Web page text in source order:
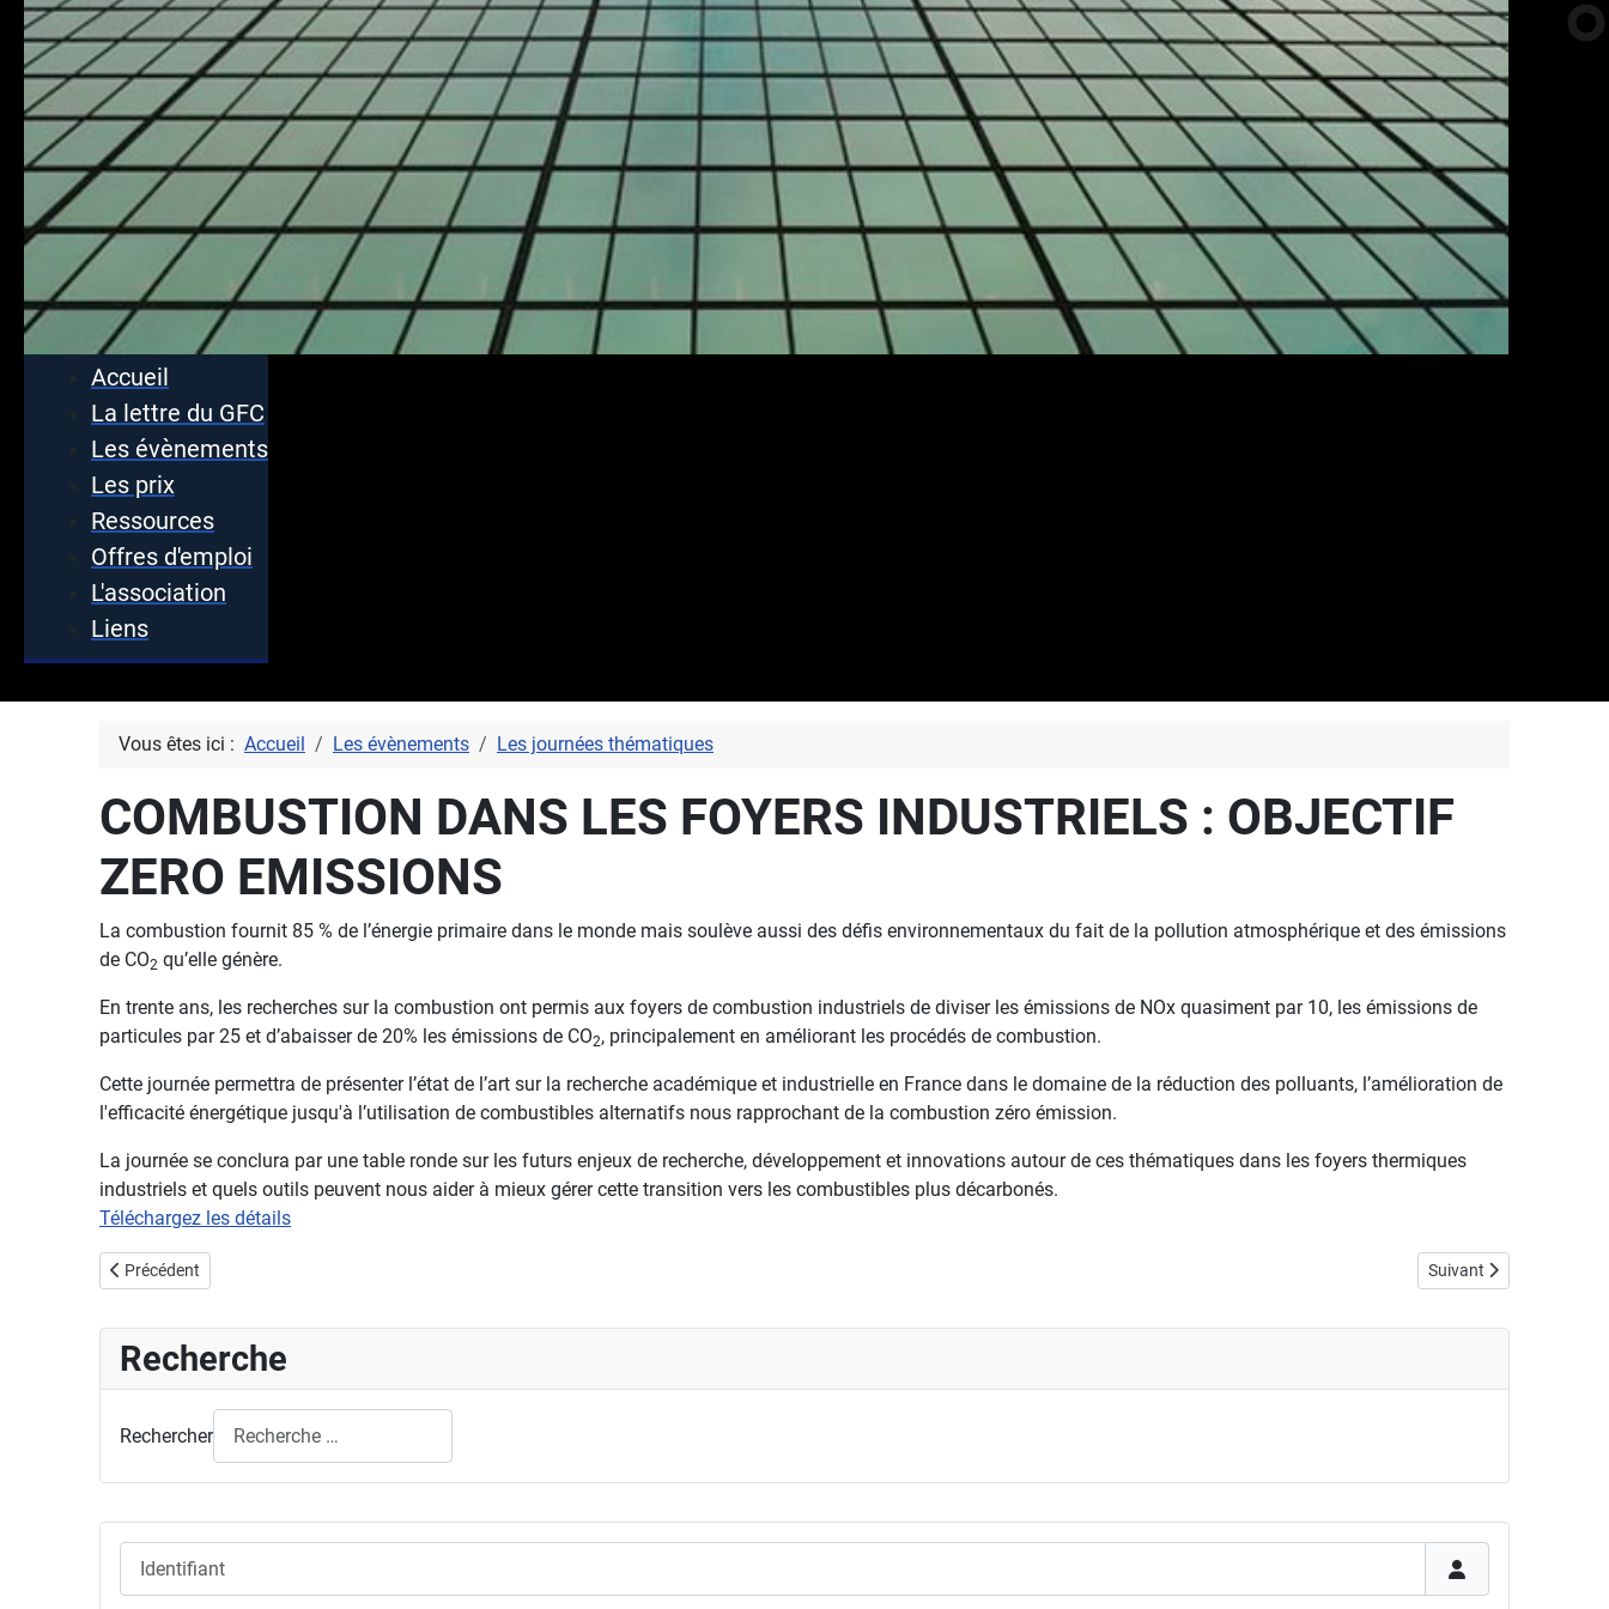
Accueil
La lettre du GFC
Les évènements
Les prix
Ressources
Offres d'emploi
L'association
Liens
Vous êtes ici : Accueil Les évènements Les journées thématiques
COMBUSTION DANS LES FOYERS INDUSTRIELS : OBJECTIF
ZERO EMISSIONS
La combustion fournit 85 % de l’énergie primaire dans le monde mais soulève aussi des défis environnementaux du fait de la pollution atmosphérique et des émissions
de CO2 qu’elle génère.
En trente ans, les recherches sur la combustion ont permis aux foyers de combustion industriels de diviser les émissions de NOx quasiment par 10, les émissions de
particules par 25 et d’abaisser de 20% les émissions de CO2, principalement en améliorant les procédés de combustion.
Cette journée permettra de présenter l’état de l’art sur la recherche académique et industrielle en France dans le domaine de la réduction des polluants, l’amélioration de
l'efficacité énergétique jusqu'à l’utilisation de combustibles alternatifs nous rapprochant de la combustion zéro émission.
La journée se conclura par une table ronde sur les futurs enjeux de recherche, développement et innovations autour de ces thématiques dans les foyers thermiques
industriels et quels outils peuvent nous aider à mieux gérer cette transition vers les combustibles plus décarbonés.
Téléchargez les détails
Article précédent : Journée Thématique AFVL - Diagnostics en écoulements réactifs
Précédent Article suivant :
Suivant
Recherche
Rechercher